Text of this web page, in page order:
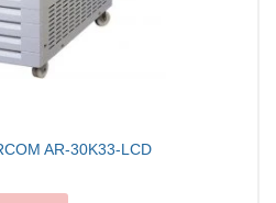
AR-30K33-LCD